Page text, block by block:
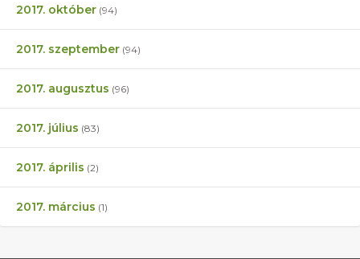
2017. október (94)
2017. szeptember (94)
2017. augusztus (96)
2017. július (83)
2017. április (2)
2017. március (1)